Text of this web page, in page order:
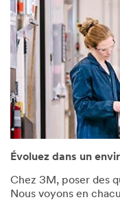
Évoluez dans un
Chez 3M, poser des
Nous voyons en